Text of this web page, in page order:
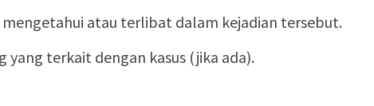
mengetahui atau terlibat dalam kejadian tersebut.
yang terkait dengan kasus (jika ada).